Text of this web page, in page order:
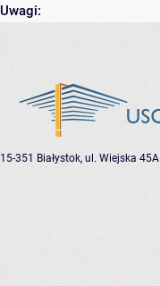
Uwagi:
15-351 Białystok, ul. Wiejska 45A